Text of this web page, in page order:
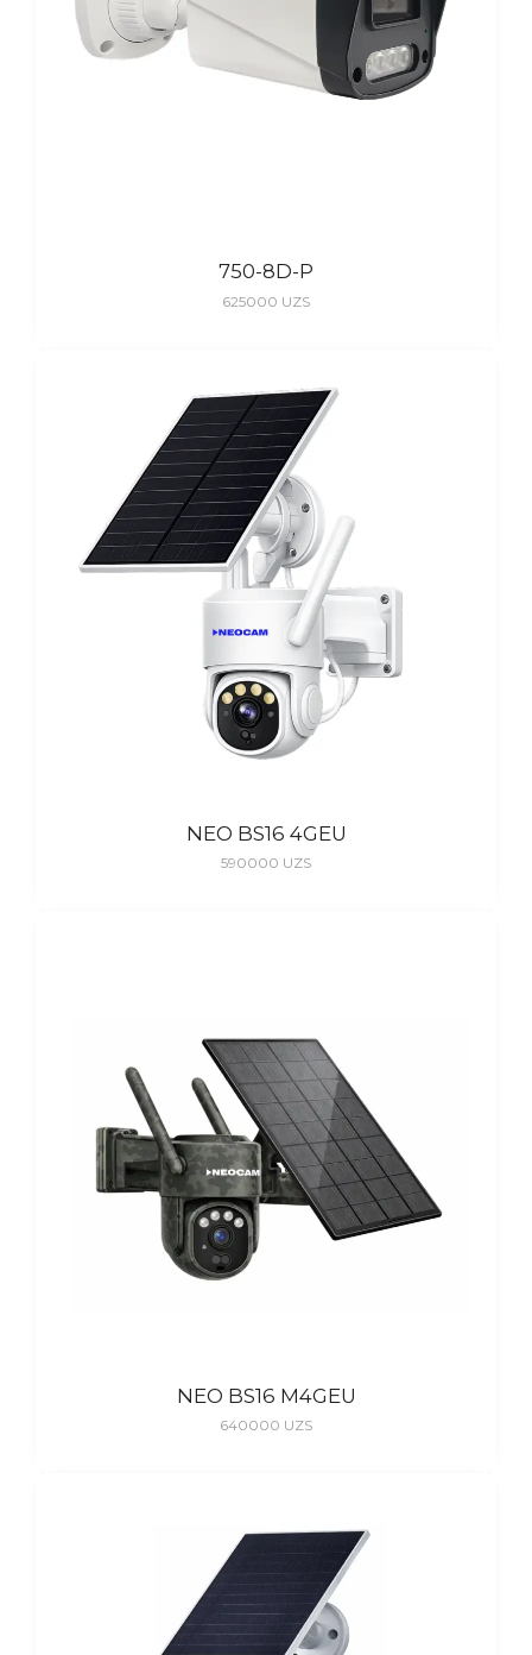
750-8D-P
625000 UZS
NEO BS16 4GEU
590000 UZS
NEO BS16 M4GEU
640000 UZS